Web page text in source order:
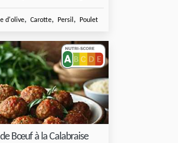
Lotte
d'olive, Carotte, Persil , Poulet
Bœuf à la Calabraise